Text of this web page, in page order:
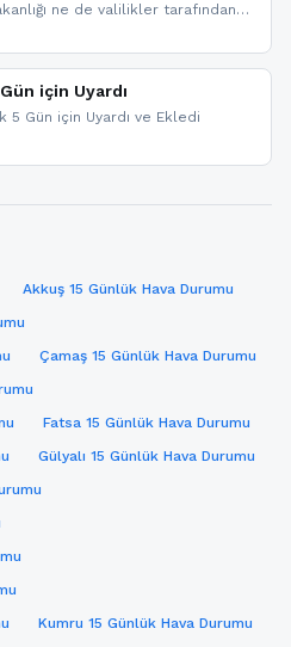
ne de valilikler tarafından
tatil açıklaması bulunmamaktadır.
hızlı şekilde haberdar olmak için
ve bildirimleri açabilirsiniz.
için Uyardı
Gün için Uyardı ve Ekledi
Akkuş 15 Günlük Hava Durumu
Çamaş 15 Günlük Hava Durumu
Fatsa 15 Günlük Hava Durumu
Gülyalı 15 Günlük Hava Durumu
Kumru 15 Günlük Hava Durumu